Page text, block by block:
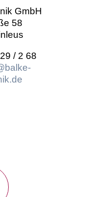
GmbH
58
/ 2 68